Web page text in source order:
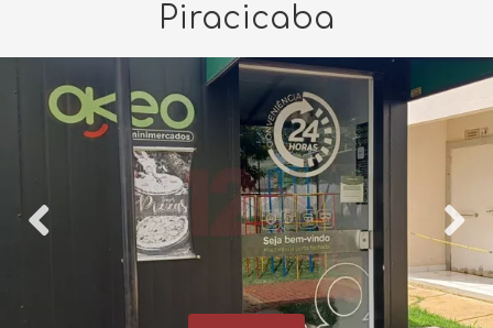
Piracicaba